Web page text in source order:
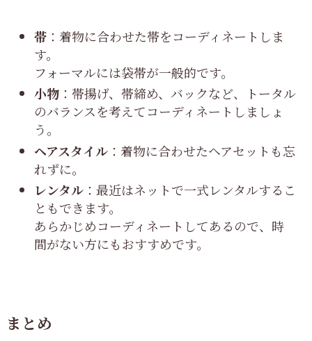
帯 ：着物に合わせた帯をコーディネートしま
す。
フォーマルには袋帯が一般的です。
小物 ：帯揚げ、帯締め、バックなど、トータル
のバランスを考えてコーディネートしましょ
う。
ヘアスタイル ：着物に合わせたヘアセットも忘
れずに。
レンタル ：最近はネットで一式レンタルするこ
ともできます。
あらかじめコーディネートしてあるので、時
間がない方にもおすすめです。
まとめ